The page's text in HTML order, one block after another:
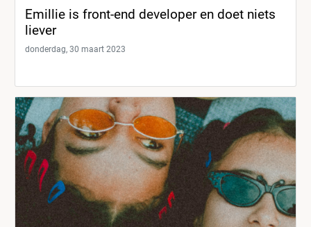
Emillie is front-end developer en doet niets
liever
donderdag, 30 maart 2023